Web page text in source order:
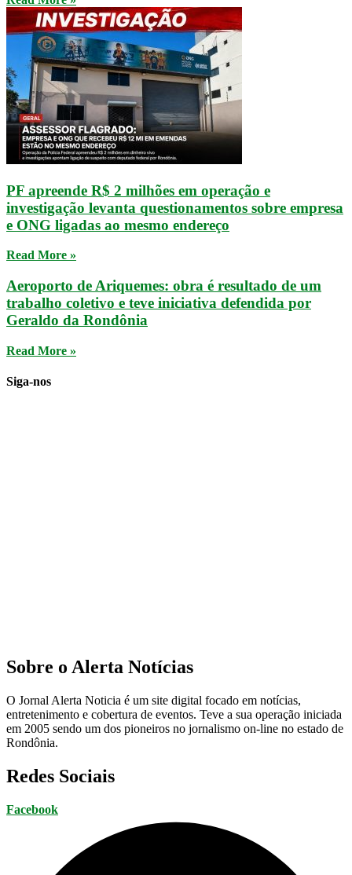
PF apreende R$ 2 milhões em operação e
investigação levanta questionamentos sobre empresa
e ONG ligadas ao mesmo endereço
Read More »
Aeroporto de Ariquemes: obra é resultado de um
trabalho coletivo e teve iniciativa defendida por
Geraldo da Rondônia
Read More »
Siga-nos
Sobre o Alerta Notícias
O Jornal Alerta Noticia é um site digital focado em notícias,
entretenimento e cobertura de eventos. Teve a sua operação iniciada
em 2005 sendo um dos pioneiros no jornalismo on-line no estado de
Rondônia.
Redes Sociais
Facebook